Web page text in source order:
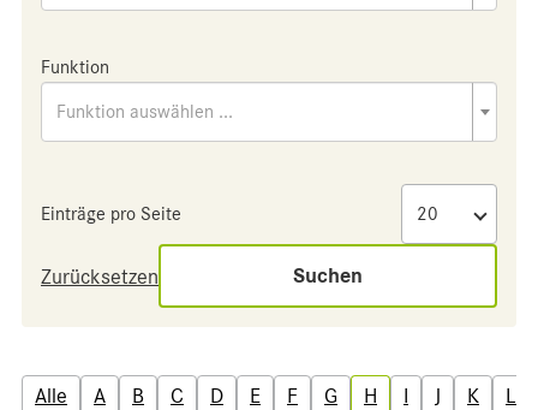
Funktion
Funktion auswählen ...
Einträge pro Seite
Zurücksetzen Suchen
Alle A B C D E F G H I J K L